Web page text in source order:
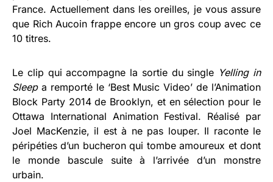
France. Actuellement dans les oreilles, je vous assure
que Rich Aucoin frappe encore un gros coup avec ce
10 titres.
Le clip qui accompagne la sortie du single Yelling in
Sleepa remporté le ‘Best Music Video’ de l’Animation
Block Party 2014 de Brooklyn, et en sélection pour le
Ottawa International Animation Festival. Réalisé par
Joel MacKenzie, il est à ne pas louper. Il raconte le
péripéties d’un bucheron qui tombe amoureux et dont
le monde bascule suite à l’arrivée d’un monstre
urbain.